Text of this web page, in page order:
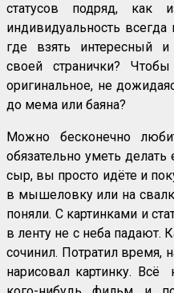
статусов подряд, как
индивидуальность
где взять интересный
своей странички?
оригинальное, не
до мема или баяна?
Можно бесконечно
обязательно уметь
сыр, вы просто идёте и
в мышеловку или на
поняли. С картинками и
в ленту не с неба падают.
сочинил. Потратил время,
нарисовал картинку.